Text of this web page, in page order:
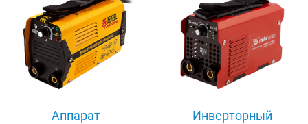
Аппарат
Инверторный